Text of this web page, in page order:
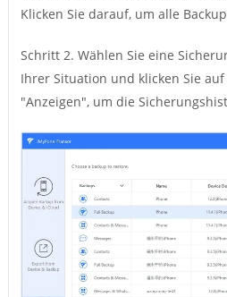
Klicken Sie darauf, um alle
Schritt 2. Wählen Sie eine
Ihrer Situation und klicken Sie
"Anzeigen", um die